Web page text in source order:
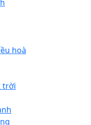
hoà
trời